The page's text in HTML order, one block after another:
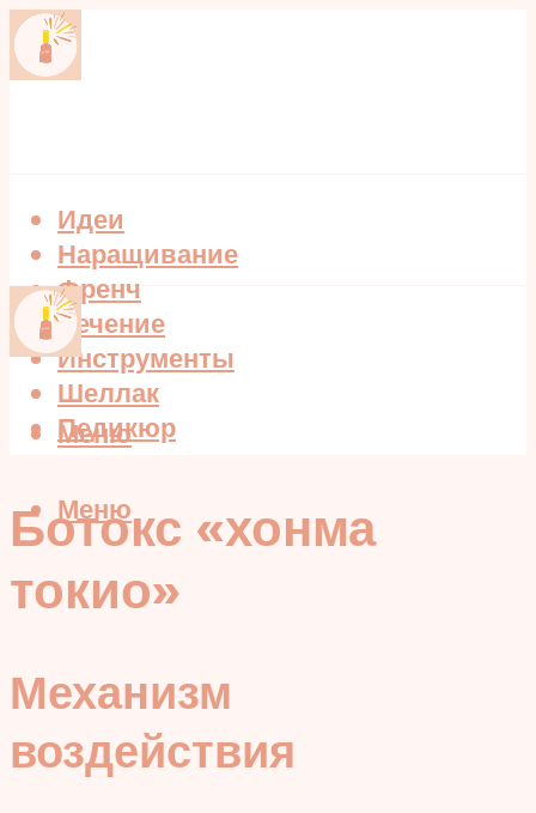
Идеи
Наращивание
Френч
Лечение
Инструменты
Шеллак
Педикюр
Меню
Меню
Ботокс «хонма
токио»
Механизм
воздействия